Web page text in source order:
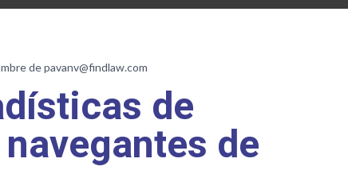
de pavanv@findlaw.com
de
de